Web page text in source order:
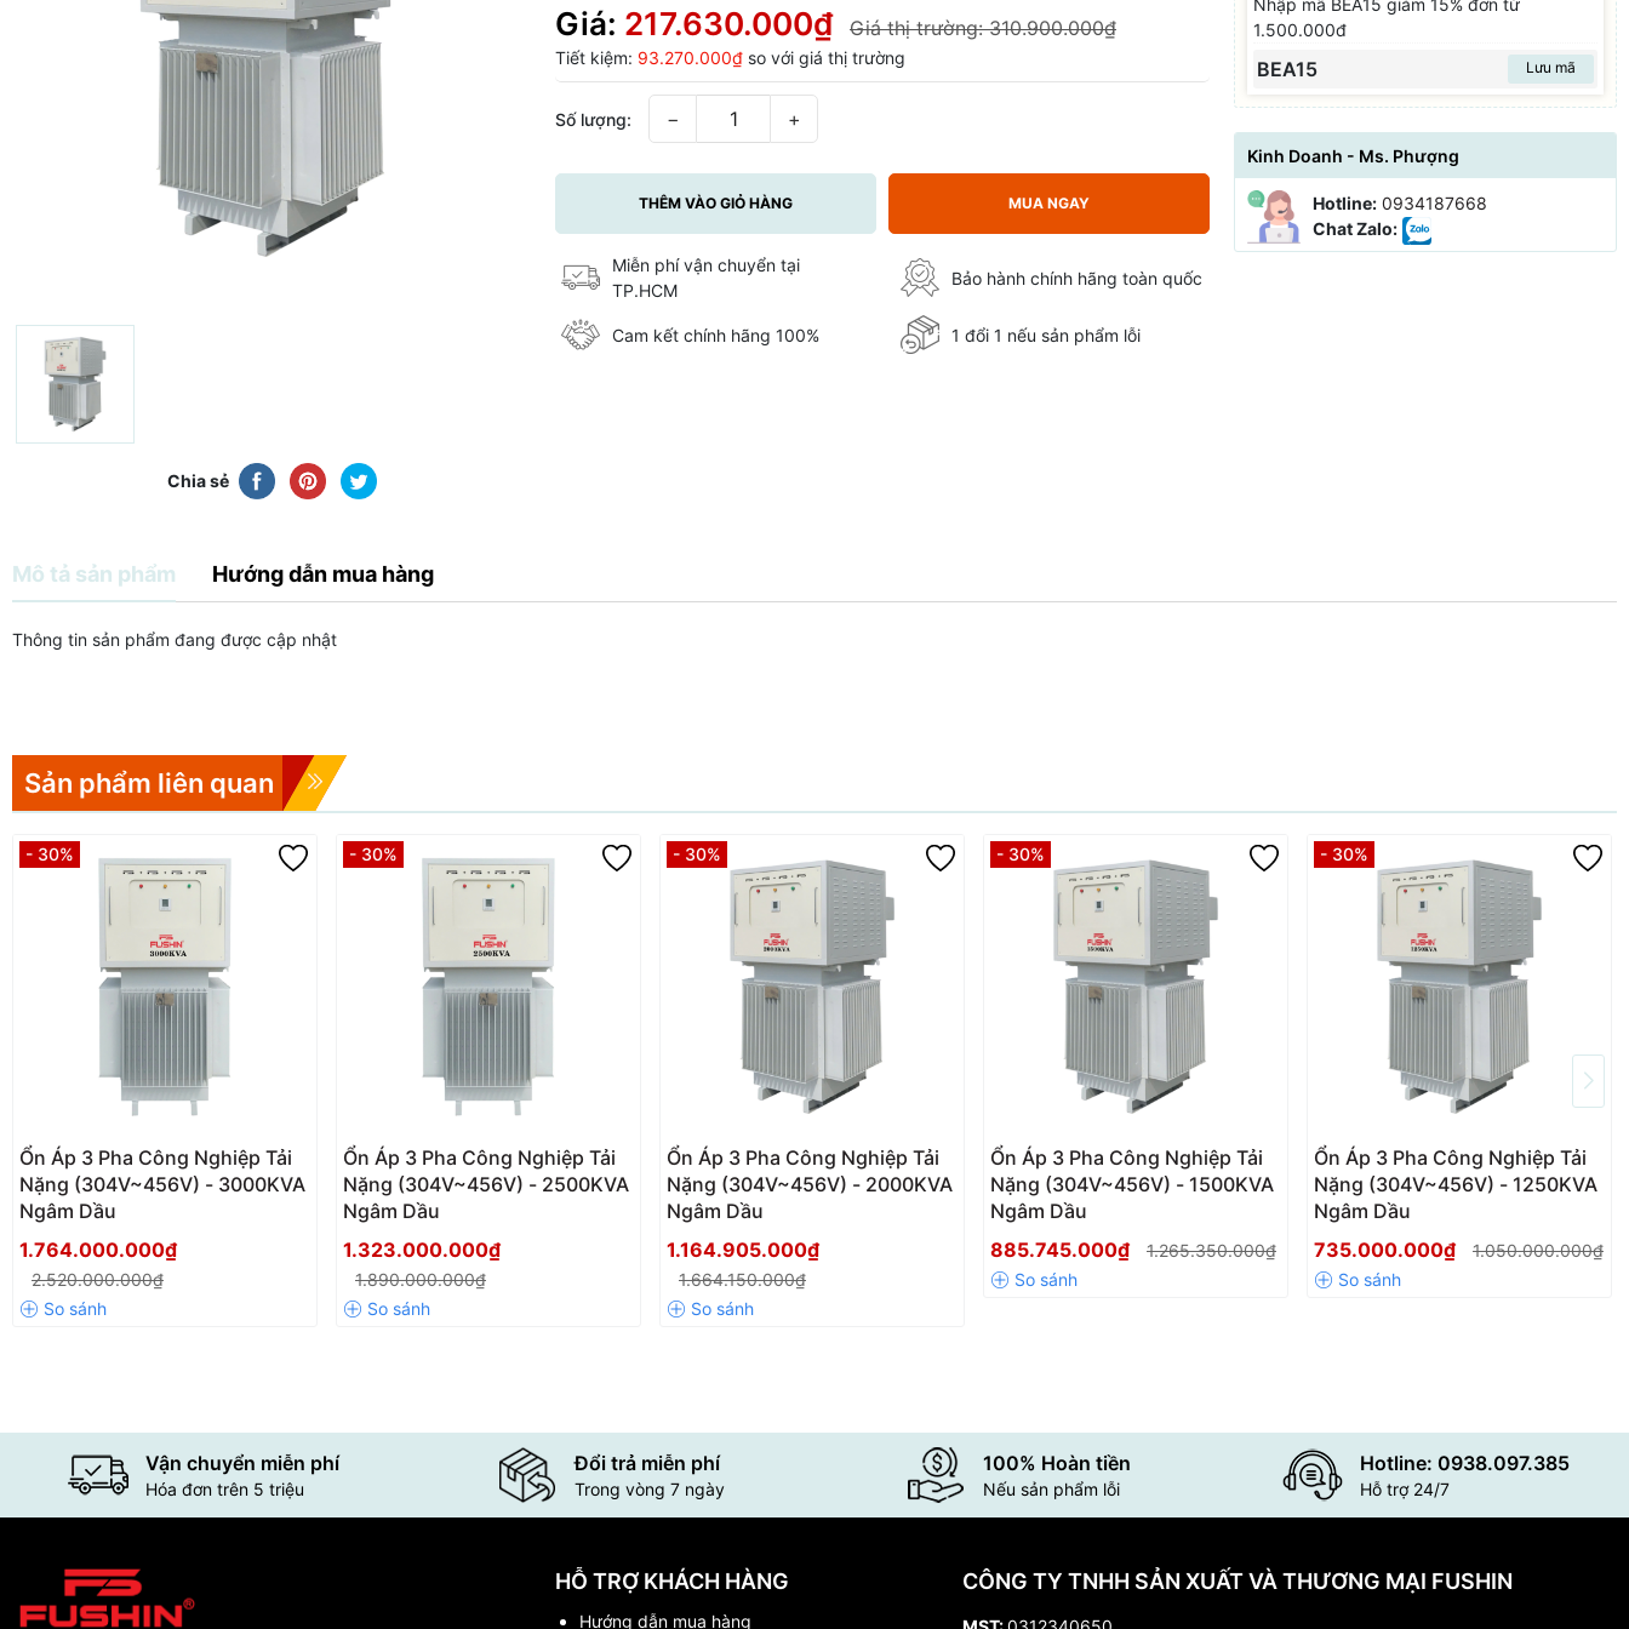
Chia sẻ
Giá: 217.630.000₫ Giá thị trường:310.900.000₫
Tiết kiệm: 93.270.000₫ so với giá thị trường
Số lượng: − +
THÊM VÀO GIỎ HÀNG MUA NGAY
Miễn phí vận chuyển tại
TP.HCM
Bảo hành chính hãng toàn quốc
Cam kết chính hãng 100% 1 đổi 1 nếu sản phẩm lỗi
Nhập mã BEA15 giảm 15% đơn từ
1.500.000đ
BEA15 Lưu mã
Kinh Doanh - Ms. Phượng
Hotline: 0934187668
Chat Zalo:
Mô tả sản phẩm Hướng dẫn mua hàng
Thông tin sản phẩm đang được cập nhật
Sản phẩm liên quan
- 30%
Ổn Áp 3 Pha Công Nghiệp Tải
Nặng (304V~456V) - 3000KVA
Ngâm Dầu
1.764.000.000₫
2.520.000.000₫
- 30%
Ổn Áp 3 Pha Công Nghiệp Tải
Nặng (304V~456V) - 2500KVA
Ngâm Dầu
1.323.000.000₫
1.890.000.000₫
- 30%
Ổn Áp 3 Pha Công Nghiệp Tải
Nặng (304V~456V) - 2000KVA
Ngâm Dầu
1.164.905.000₫
1.664.150.000₫
- 30%
Ổn Áp 3 Pha Công Nghiệp Tải
Nặng (304V~456V) - 1500KVA
Ngâm Dầu
885.745.000₫
1.265.350.000₫
- 30%
Ổn Áp 3 Pha Công Nghiệp Tải
Nặng (304V~456V) - 1250KVA
Ngâm Dầu
735.000.000₫
1.050.000.000₫
Vận chuyển miễn phí
Hóa đơn trên 5 triệu
Đổi trả miễn phí
Trong vòng 7 ngày
100% Hoàn tiền
Nếu sản phẩm lỗi
Hotline: 0938.097.385
Hỗ trợ 24/7
HỖ TRỢ KHÁCH HÀNG
Hướng dẫn mua hàng
CÔNG TY TNHH SẢN XUẤT VÀ THƯƠNG MẠI FUSHIN